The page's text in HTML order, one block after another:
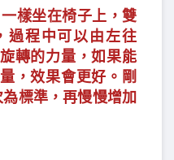
樣坐在椅子上，雙
過程中可以由左往
轉的力量，如果能
，效果會更好。剛
標準，再慢慢增加